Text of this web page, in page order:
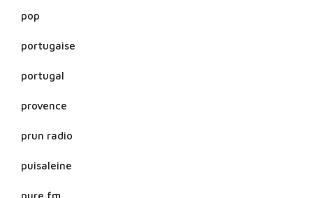
pop
portugaise
portugal
provence
prun radio
puisaleine
pure fm